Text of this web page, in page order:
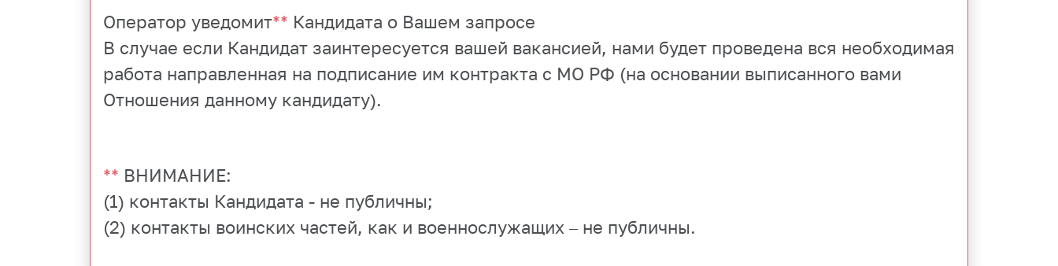
Оператор уведомит** Кандидата о Вашем запросе
В случае если Кандидат заинтересуется вашей вакансией, нами будет проведена вся необходимая
работа направленная на подписание им контракта с МО РФ (на основании выписанного вами
Отношения данному кандидату).
** ВНИМАНИЕ:
(1) контакты Кандидата - не публичны;
(2) контакты воинских частей, как и военнослужащих – не публичны.